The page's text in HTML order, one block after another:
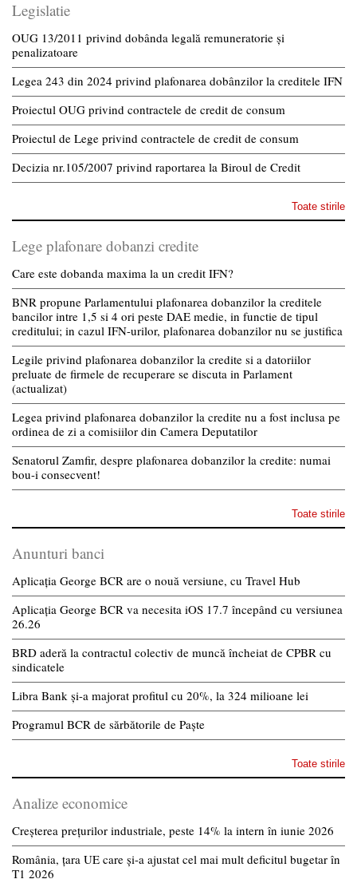
Legislatie
OUG 13/2011 privind dobânda legală remuneratorie și
penalizatoare
Legea 243 din 2024 privind plafonarea dobânzilor la creditele IFN
Proiectul OUG privind contractele de credit de consum
Proiectul de Lege privind contractele de credit de consum
Decizia nr.105/2007 privind raportarea la Biroul de Credit
Toate stirile
Lege plafonare dobanzi credite
Care este dobanda maxima la un credit IFN?
BNR propune Parlamentului plafonarea dobanzilor la creditele
bancilor intre 1,5 si 4 ori peste DAE medie, in functie de tipul
creditului; in cazul IFN-urilor, plafonarea dobanzilor nu se justifica
Legile privind plafonarea dobanzilor la credite si a datoriilor
preluate de firmele de recuperare se discuta in Parlament
(actualizat)
Legea privind plafonarea dobanzilor la credite nu a fost inclusa pe
ordinea de zi a comisiilor din Camera Deputatilor
Senatorul Zamfir, despre plafonarea dobanzilor la credite: numai
bou-i consecvent!
Toate stirile
Anunturi banci
Aplicația George BCR are o nouă versiune, cu Travel Hub
Aplicația George BCR va necesita iOS 17.7 începând cu versiunea
26.26
BRD aderă la contractul colectiv de muncă încheiat de CPBR cu
sindicatele
Libra Bank și-a majorat profitul cu 20%, la 324 milioane lei
Programul BCR de sărbătorile de Paște
Toate stirile
Analize economice
Creșterea prețurilor industriale, peste 14% la intern în iunie 2026
România, țara UE care și-a ajustat cel mai mult deficitul bugetar în
T1 2026